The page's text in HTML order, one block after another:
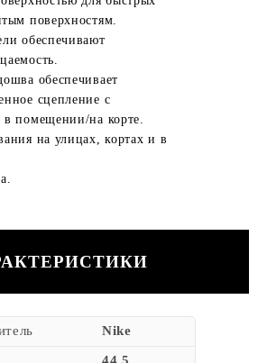
поверхностям.
обеспечивают
обеспечивает
сцепление с
в помещении/на корте.
на улицах, кортах и в
Nike